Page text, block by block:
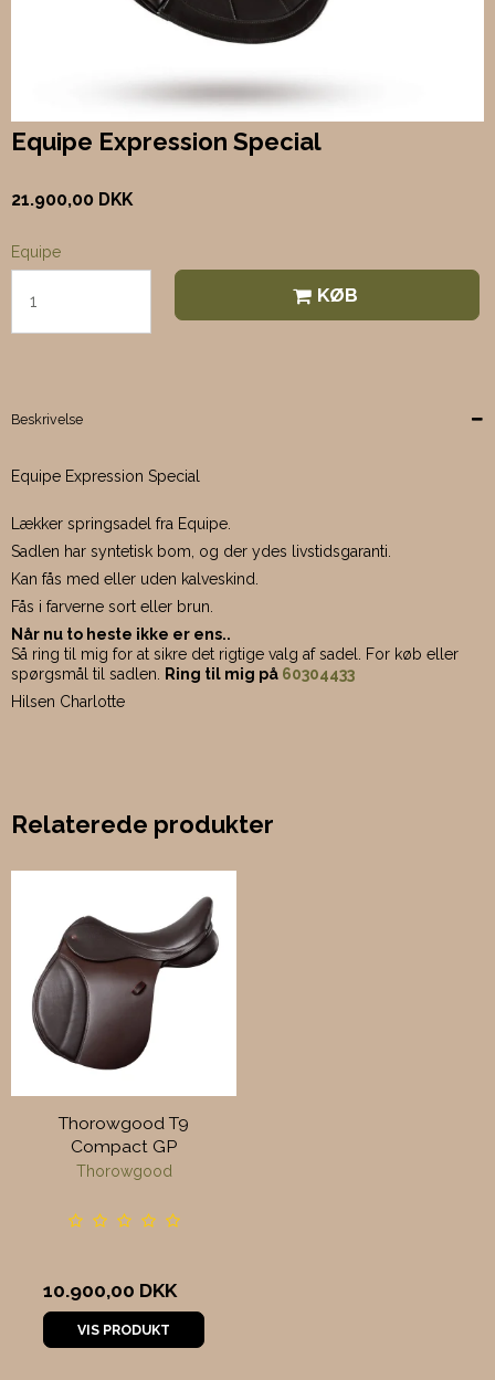
Equipe Expression Special
21.900,00 DKK
Equipe
KØB
Beskrivelse
Equipe Expression Special
Lækker springsadel fra Equipe.
Sadlen har syntetisk bom, og der ydes livstidsgaranti.
Kan fås med eller uden kalveskind.
Fås i farverne sort eller brun.
Når nu to heste ikke er ens..
Så ring til mig for at sikre det rigtige valg af sadel. For køb eller
spørgsmål til sadlen.
Ring til mig på 60304433
Hilsen Charlotte
Relaterede produkter
Thorowgood T9
Compact GP
Thorowgood
10.900,00 DKK
VIS PRODUKT